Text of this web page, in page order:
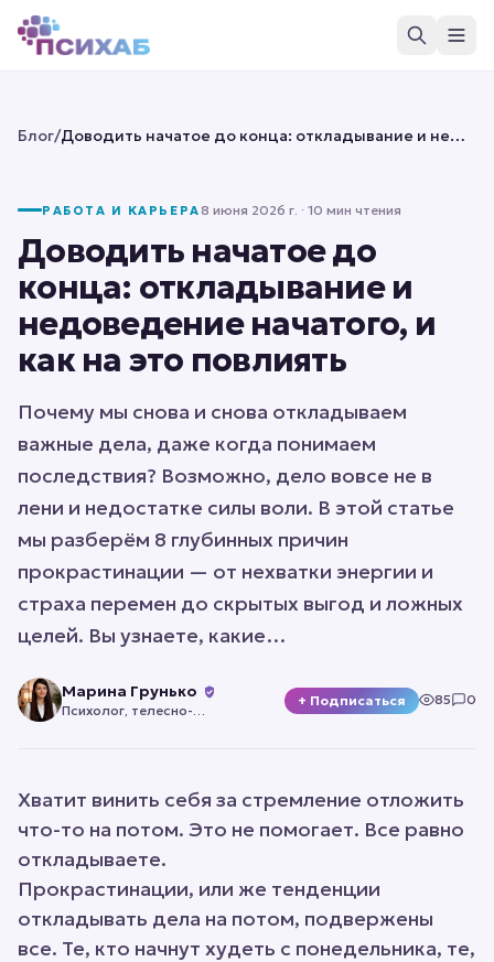
Блог/ Доводить начатое до конца: откладывание и недоведение начатого, и как на это повлиять
РАБОТА И КАРЬЕРА8 июня 2026 г. · 10 мин чтения
Доводить начатое до
конца: откладывание и
недоведение начатого, и
как на это повлиять
Почему мы снова и снова откладываем
важные дела, даже когда понимаем
последствия? Возможно, дело вовсе не в
лени и недостатке силы воли. В этой статье
мы разберём 8 глубинных причин
прокрастинации — от нехватки энергии и
страха перемен до скрытых выгод и ложных
целей. Вы узнаете, какие…
Марина Грунько
Психолог, телесно-
+ Подписаться 85 0
Хватит винить себя за стремление отложить
что-то на потом. Это не помогает. Все равно
откладываете.
Прокрастинации, или же тенденции
откладывать дела на потом, подвержены
все. Те, кто начнут худеть с понедельника, те,